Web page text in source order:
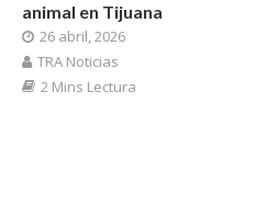
animal en Tijuana
26 abril, 2026
TRA Noticias
2 Mins Lectura